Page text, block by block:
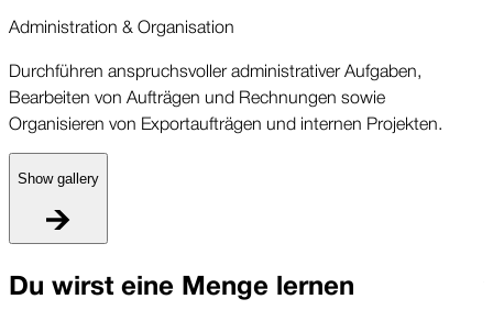
Administration & Organisation
Durchführen anspruchsvoller administrativer Aufgaben,
Bearbeiten von Aufträgen und Rechnungen sowie
Organisieren von Exportaufträgen und internen Projekten.
Show gallery
Du wirst eine Menge lernen